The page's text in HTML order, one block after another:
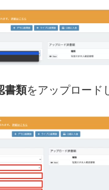
書類をアップロード